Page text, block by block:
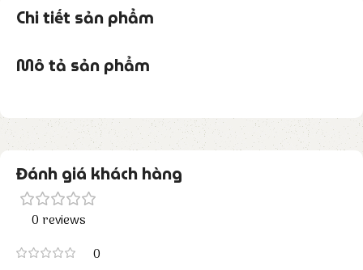
Chi tiết sản phẩm
Mô tả sản phẩm
Đánh giá khách hàng
0 reviews
0